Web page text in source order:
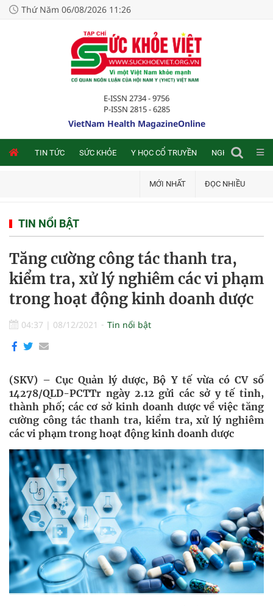
Thứ Năm 06/08/2026 11:26
E-ISSN 2734 - 9756
P-ISSN 2815 - 6285
VietNam Health MagazineOnline
TIN TỨC SỨC KHỎE Y HỌC CỔ TRUYỀN NGHIÊN CỨU
MỚI NHẤT ĐỌC NHIỀU
TIN NỔI BẬT
Tăng cường công tác thanh tra,
kiểm tra, xử lý nghiêm các vi phạm
trong hoạt động kinh doanh dược
04:37 | 08/12/2021 Tin nổi bật
(SKV) – Cục Quản lý dược, Bộ Y tế vừa có CV số
14278/QLD-PCTTr ngày 2.12 gửi các sở y tế tỉnh,
thành phố; các cơ sở kinh doanh dược về việc tăng
cường công tác thanh tra, kiểm tra, xử lý nghiêm
các vi phạm trong hoạt động kinh doanh dược